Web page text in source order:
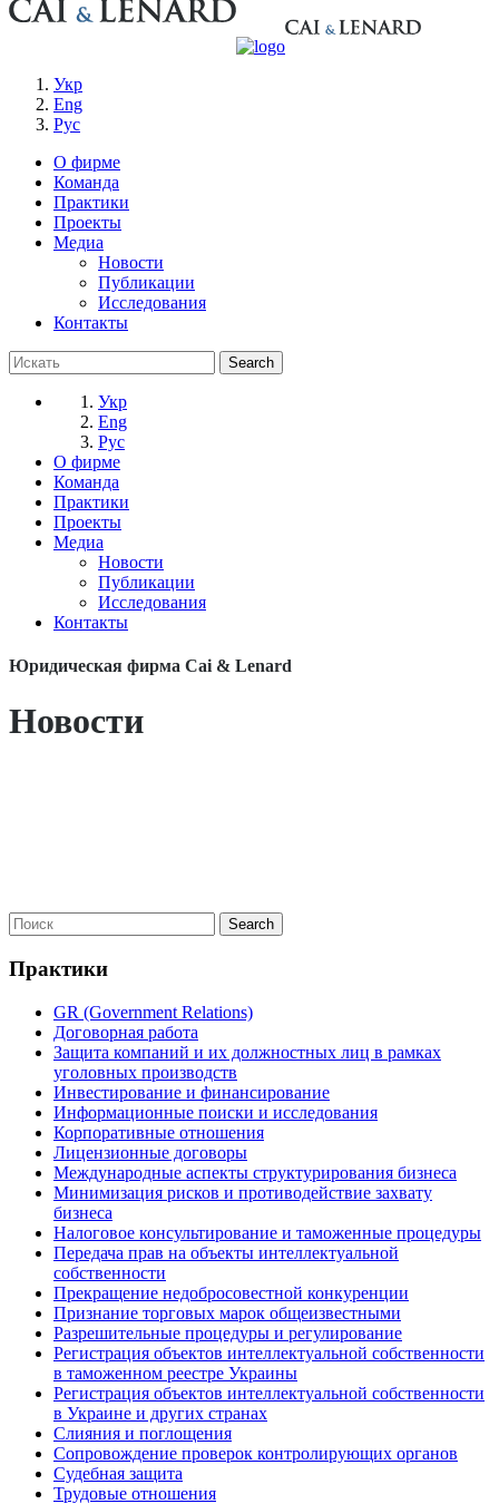
Укр
Eng
Рус
О фирме
Команда
Практики
Проекты
Медиа
Новости
Публикации
Исследования
Контакты
Укр
Eng
Рус
О фирме
Команда
Практики
Проекты
Медиа
Новости
Публикации
Исследования
Контакты
Юридическая фирма Cai & Lenard
Новости
Практики
GR (Government Relations)
Договорная работа
Защита компаний и их должностных лиц в рамках
уголовных производств
Инвестирование и финансирование
Информационные поиски и исследования
Корпоративные отношения
Лицензионные договоры
Международные аспекты структурирования бизнеса
Минимизация рисков и противодействие захвату
бизнеса
Налоговое консультирование и таможенные процедуры
Передача прав на объекты интеллектуальной
собственности
Прекращение недобросовестной конкуренции
Признание торговых марок общеизвестными
Разрешительные процедуры и регулирование
Регистрация объектов интеллектуальной собственности
в таможенном реестре Украины
Регистрация объектов интеллектуальной собственности
в Украине и других странах
Слияния и поглощения
Сопровождение проверок контролирующих органов
Судебная защита
Трудовые отношения